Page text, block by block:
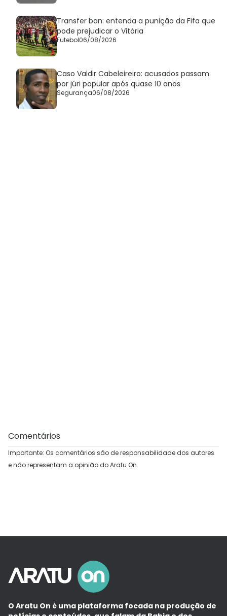
Transfer ban: entenda a punição da Fifa que
pode prejudicar o Vitória
Futebol06/08/2026
Caso Valdir Cabeleireiro: acusados passam
por júri popular após quase 10 anos
Segurança06/08/2026
Comentários
Importante: Os comentários são de responsabilidade dos autores
e não representam a opinião do Aratu On.
O Aratu On é uma plataforma focada na produção de